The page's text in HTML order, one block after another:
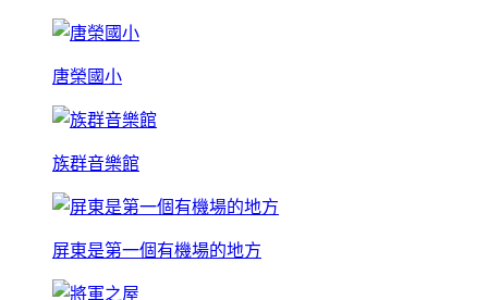
唐榮國小
族群音樂館
屏東是第一個有機場的地方